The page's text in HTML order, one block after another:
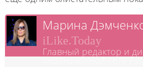
Марина
iLike.Today
Главный редактор и
редакционной сети